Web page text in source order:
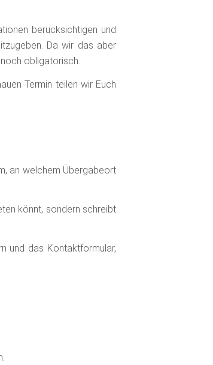
berücksichtigen und
Da wir das aber
obligatorisch.
Termin teilen wir Euch
an welchem Übergabeort
könnt, sondern schreibt
und das Kontaktformular,